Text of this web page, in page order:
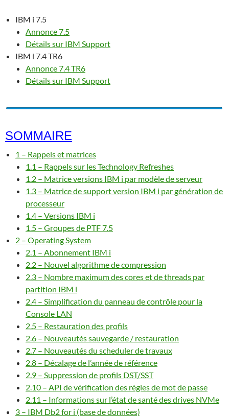
IBM i 7.5
Annonce 7.5
Détails sur IBM Support
IBM i 7.4 TR6
Annonce 7.4 TR6
Détails sur IBM Support
SOMMAIRE
1 – Rappels et matrices
1.1 – Rappels sur les Technology Refreshes
1.2 – Matrice versions IBM i par modèle de serveur
1.3 – Matrice de support version IBM i par génération de
processeur
1.4 – Versions IBM i
1.5 – Groupes de PTF 7.5
2 – Operating System
2.1 – Abonnement IBM i
2.2 – Nouvel algorithme de compression
2.3 – Nombre maximum des cores et de threads par
partition IBM i
2.4 – Simplification du panneau de contrôle pour la
Console LAN
2.5 – Restauration des profils
2.6 – Nouveautés sauvegarde / restauration
2.7 – Nouveautés du scheduler de travaux
2.8 – Décalage de l’année de référence
2.9 – Suppression de profils DST/SST
2.10 – API de vérification des règles de mot de passe
2.11 – Informations sur l’état de santé des drives NVMe
3 – IBM Db2 for i (base de données)